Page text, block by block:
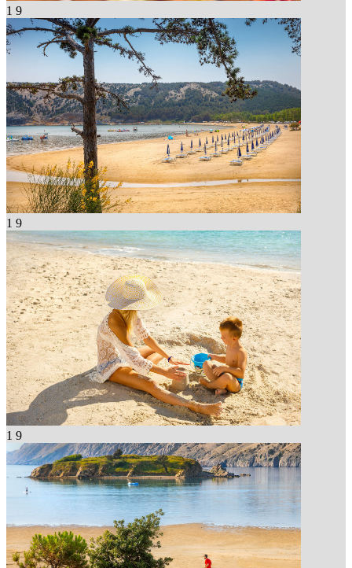
1 9
1 9
1 9